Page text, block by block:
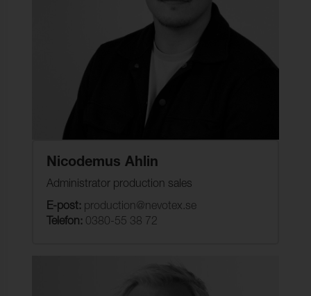
Nicodemus Ahlin
Administrator production sales
E-post: production@nevotex.se
Telefon: 0380-55 38 72